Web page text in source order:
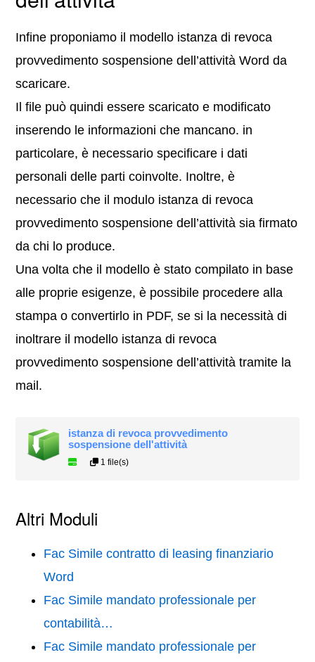
Infine proponiamo il modello istanza di revoca
provvedimento sospensione dell’attività Word da
scaricare.
Il file può quindi essere scaricato e modificato
inserendo le informazioni che mancano. in
particolare, è necessario specificare i dati
personali delle parti coinvolte. Inoltre, è
necessario che il modulo istanza di revoca
provvedimento sospensione dell’attività sia firmato
da chi lo produce.
Una volta che il modello è stato compilato in base
alle proprie esigenze, è possibile procedere alla
stampa o convertirlo in PDF, se si la necessità di
inoltrare il modello istanza di revoca
provvedimento sospensione dell’attività tramite la
mail.
istanza di revoca provvedimento
sospensione dell'attività
1 file(s)
Altri Moduli
Fac Simile contratto di leasing finanziario
Word
Fac Simile mandato professionale per
contabilità…
Fac Simile mandato professionale per